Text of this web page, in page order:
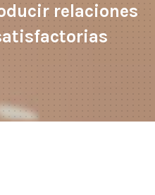
relaciones